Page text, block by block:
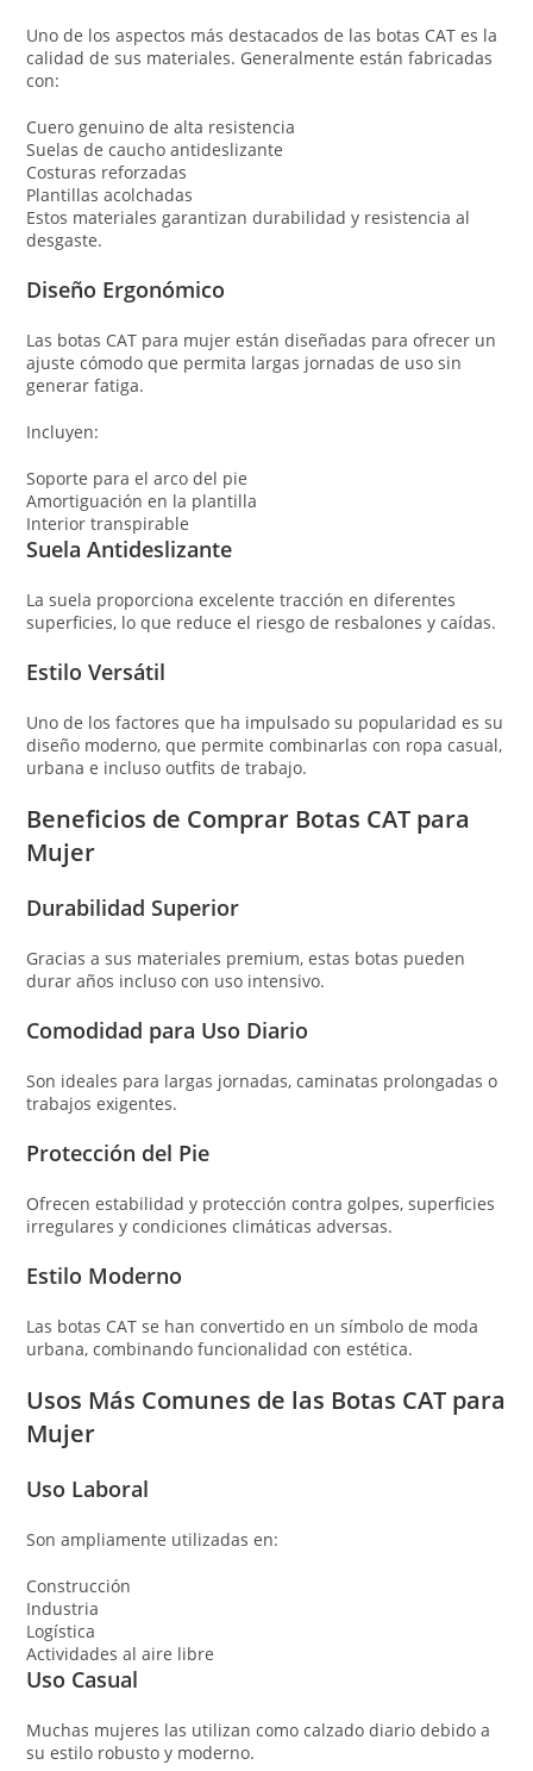
Uno de los aspectos más destacados de las botas CAT es la
calidad de sus materiales. Generalmente están fabricadas
con:
Cuero genuino de alta resistencia
Suelas de caucho antideslizante
Costuras reforzadas
Plantillas acolchadas
Estos materiales garantizan durabilidad y resistencia al
desgaste.
Diseño Ergonómico
Las botas CAT para mujer están diseñadas para ofrecer un
ajuste cómodo que permita largas jornadas de uso sin
generar fatiga.
Incluyen:
Soporte para el arco del pie
Amortiguación en la plantilla
Interior transpirable
Suela Antideslizante
La suela proporciona excelente tracción en diferentes
superficies, lo que reduce el riesgo de resbalones y caídas.
Estilo Versátil
Uno de los factores que ha impulsado su popularidad es su
diseño moderno, que permite combinarlas con ropa casual,
urbana e incluso outfits de trabajo.
Beneficios de Comprar Botas CAT para
Mujer
Durabilidad Superior
Gracias a sus materiales premium, estas botas pueden
durar años incluso con uso intensivo.
Comodidad para Uso Diario
Son ideales para largas jornadas, caminatas prolongadas o
trabajos exigentes.
Protección del Pie
Ofrecen estabilidad y protección contra golpes, superficies
irregulares y condiciones climáticas adversas.
Estilo Moderno
Las botas CAT se han convertido en un símbolo de moda
urbana, combinando funcionalidad con estética.
Usos Más Comunes de las Botas CAT para
Mujer
Uso Laboral
Son ampliamente utilizadas en:
Construcción
Industria
Logística
Actividades al aire libre
Uso Casual
Muchas mujeres las utilizan como calzado diario debido a
su estilo robusto y moderno.